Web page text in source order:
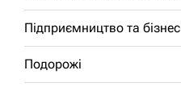
Підприємництво та бізнес
Подорожі